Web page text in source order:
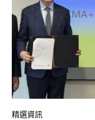
精選資訊